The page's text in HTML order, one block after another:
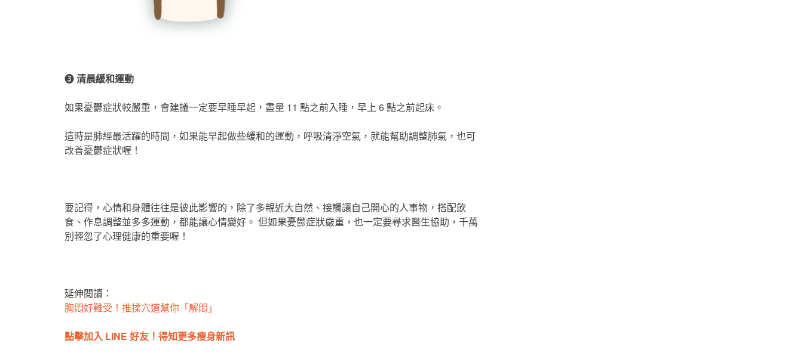
❸清晨緩和運動
如果憂鬱症狀較嚴重，會建議一定要早睡早起，盡量 11 點之前入睡，早上 6 點之前起床。
這時是肺經最活躍的時間，如果能早起做些緩和的運動，呼吸清淨空氣，就能幫助調整肺氣，也可
改善憂鬱症狀喔！
要記得，心情和身體往往是彼此影響的，除了多親近大自然、接觸讓自己開心的人事物，搭配飲
食、作息調整並多多運動，都能讓心情變好。 但如果憂鬱症狀嚴重，也一定要尋求醫生協助，千萬
別輕忽了心理健康的重要喔！
延伸閱讀：
胸悶好難受！推揉穴道幫你「解悶」
點擊加入 LINE 好友！得知更多瘦身新訊